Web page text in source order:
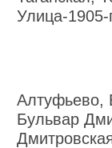
Улица-
Алтуфьево,
Бульвар